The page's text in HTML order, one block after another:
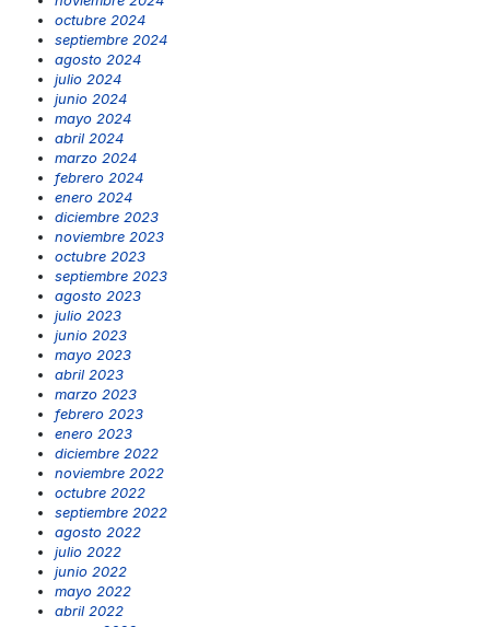
octubre 2024
septiembre 2024
agosto 2024
julio 2024
junio 2024
mayo 2024
abril 2024
marzo 2024
febrero 2024
enero 2024
diciembre 2023
noviembre 2023
octubre 2023
septiembre 2023
agosto 2023
julio 2023
junio 2023
mayo 2023
abril 2023
marzo 2023
febrero 2023
enero 2023
diciembre 2022
noviembre 2022
octubre 2022
septiembre 2022
agosto 2022
julio 2022
junio 2022
mayo 2022
abril 2022